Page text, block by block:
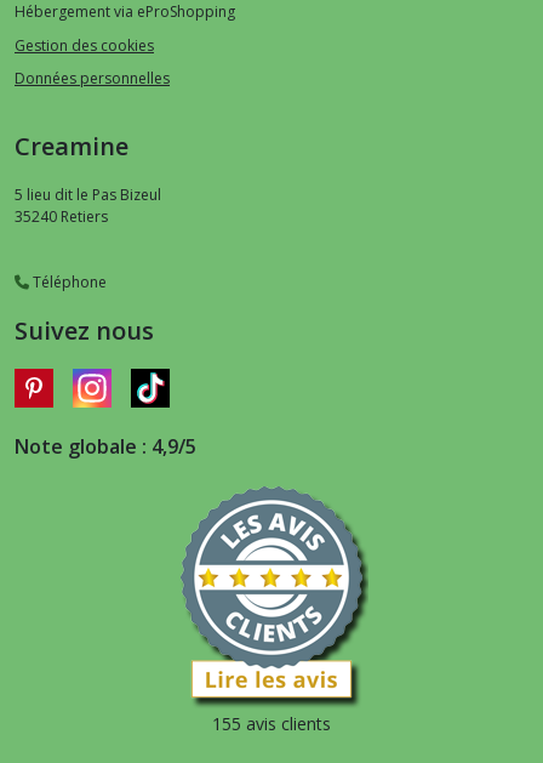
Hébergement via eProShopping
Gestion des cookies
Données personnelles
Creamine
5 lieu dit le Pas Bizeul
35240 Retiers
Téléphone
Suivez nous
Note globale : 4,9/5
155 avis clients